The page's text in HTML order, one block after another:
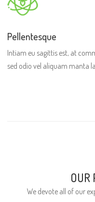
Pellentesque
Intiam eu sagittis est, at
sed odio vel aliquam manta
OUR
We devote all of our